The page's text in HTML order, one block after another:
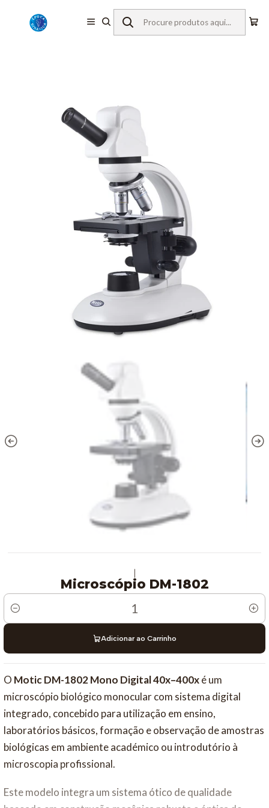
Início Equipamentos de Laboratório
Microscopia
Microscópios Digitais
Motic Microscópio DM-1802
|
Microscópio DM-1802
Quantidade
Adicionar ao Carrinho
O Motic DM-1802 Mono Digital 40x–400xé um
microscópio biológico monocular com sistema digital
integrado, concebido para utilização em ensino,
laboratórios básicos, formação e observação de amostras
biológicas em ambiente académico ou introdutório à
microscopia profissional.
Este modelo integra um sistema ótico de qualidade